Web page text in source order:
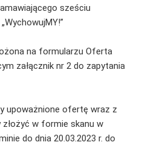
sześciu
na formularzu Oferta
załącznik nr 2 do zapytania
upoważnione ofertę wraz z
w formie skanu w
do dnia 20.03.2023 r. do